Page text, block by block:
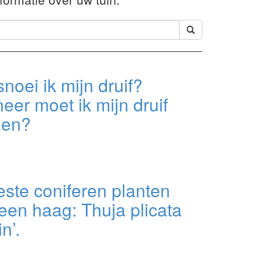
ik mijn druif?
moet ik mijn druif
coniferen planten
haag: Thuja plicata